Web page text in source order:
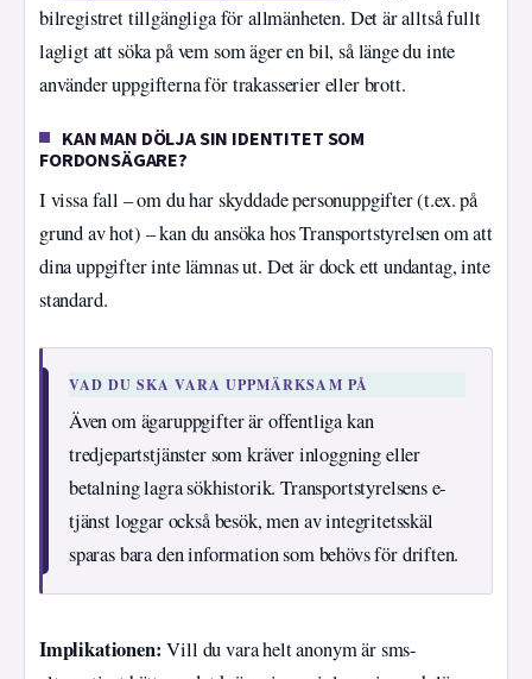
bilregistret tillgängliga för allmänheten. Det är alltså fullt
lagligt att söka på vem som äger en bil, så länge du inte
använder uppgifterna för trakasserier eller brott.
KAN MAN DÖLJA SIN IDENTITET SOM
FORDONSÄGARE?
I vissa fall – om du har skyddade personuppgifter (t.ex. på
grund av hot) – kan du ansöka hos Transportstyrelsen om att
dina uppgifter inte lämnas ut. Det är dock ett undantag, inte
standard.
VAD DU SKA VARA UPPMÄRKSAM PÅ
Även om ägaruppgifter är offentliga kan
tredjepartstjänster som kräver inloggning eller
betalning lagra sökhistorik. Transportstyrelsens e-
tjänst loggar också besök, men av integritetsskäl
sparas bara den information som behövs för driften.
Implikationen: Vill du vara helt anonym är sms-